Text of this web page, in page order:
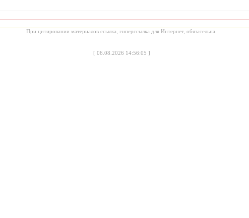
При цитировании материалов ссылка, гиперссылка для Интернет, обязательна.
[ 06.08.2026 14:56:05 ]